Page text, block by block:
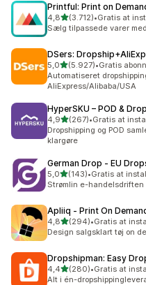
Printful: Print on
4,8ud af 5 stjerner
(3.712)
3712 anmeldelser i alt
•Gratis at
Sælg tilpassede varer
DSers:
5,0ud af 5 stjerner
(5.927)
5927 anmeldelser i alt
•Gratis
Automatiseret
AliExpress/Alibaba/USA
HyperSKU – POD &
4,9ud af 5 stjerner
(267)
267 anmeldelser i alt
•Gratis at
Dropshipping og POD
klargøre
German Drop ‑ EU
5,0ud af 5 stjerner
(143)
143 anmeldelser i alt
•Gratis at
Strømlin e-
Apliiq ‑ Print On
4,8ud af 5 stjerner
(294)
294 anmeldelser i alt
•Gratis at
Design salgsklart tøj on
Dropshipman: Easy
4,4ud af 5 stjerner
(280)
280 anmeldelser i alt
•Gratis at
Alt i én-